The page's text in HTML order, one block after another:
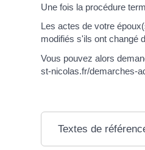
Une fois la procédure
Les actes de votre
modifiés s'ils ont changé
Vous pouvez alors
st-nicolas.fr/demarches-
Textes de